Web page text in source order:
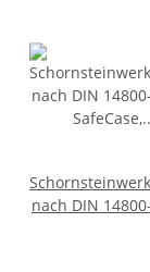
nach DIN